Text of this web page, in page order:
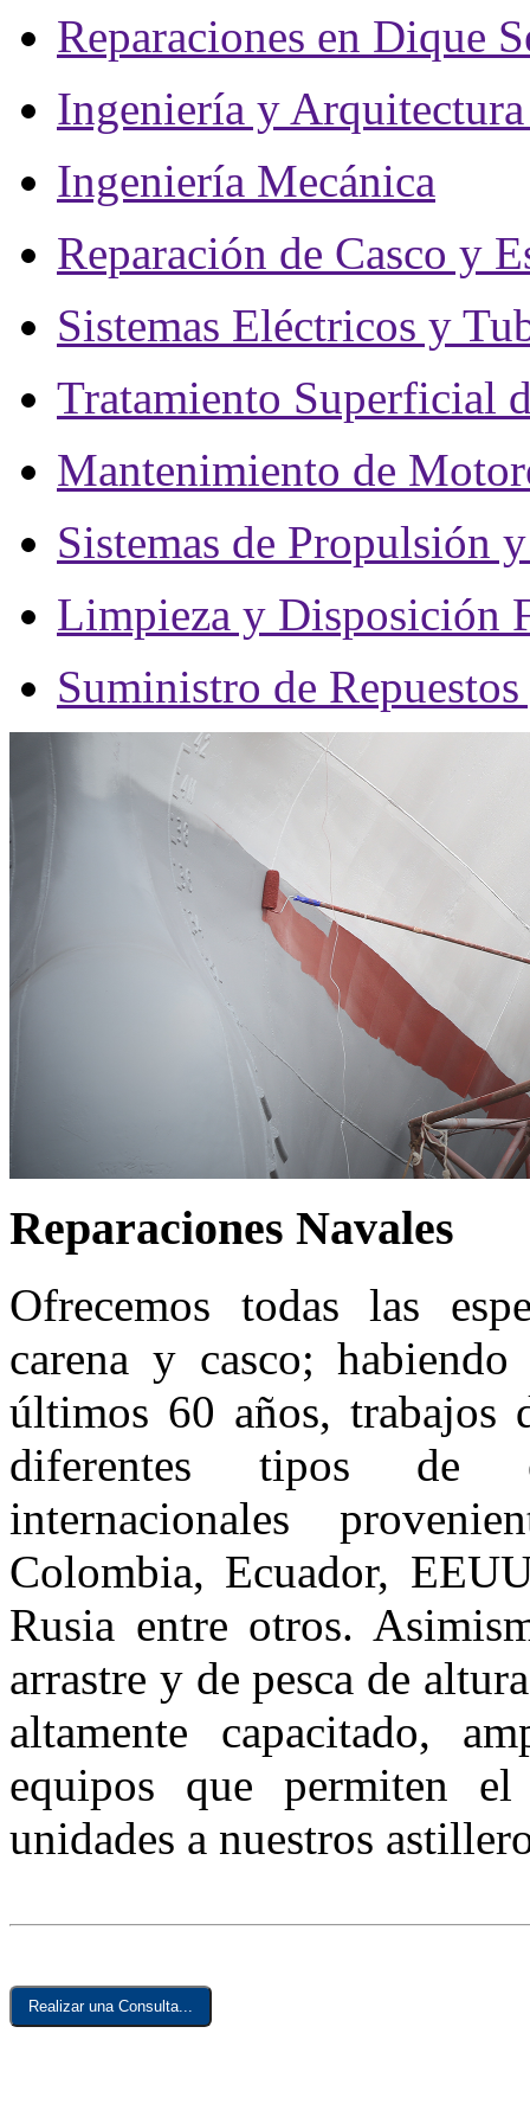
Reparaciones en Dique
Ingeniería y
Ingeniería Mecánica
Reparación de Casco y
Sistemas Eléctricos y
Tratamiento Superficial
Mantenimiento de
Sistemas de Propulsión
Limpieza y Disposición
Suministro de
Reparaciones Navales
Ofrecemos todas las
carena y casco;
últimos 60 años, trabajos
diferentes tipos de
internacionales
Colombia, Ecuador,
Rusia entre otros.
arrastre y de pesca de
altamente capacitado,
equipos que permiten
unidades a nuestros
Realizar una Consulta...